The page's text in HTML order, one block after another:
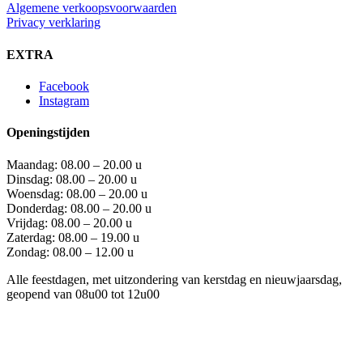
Algemene verkoopsvoorwaarden
Privacy verklaring
EXTRA
Facebook
Instagram
Openingstijden
Maandag: 08.00 – 20.00 u
Dinsdag: 08.00 – 20.00 u
Woensdag: 08.00 – 20.00 u
Donderdag: 08.00 – 20.00 u
Vrijdag: 08.00 – 20.00 u
Zaterdag: 08.00 – 19.00 u
Zondag: 08.00 – 12.00 u
Alle feestdagen, met uitzondering van kerstdag en nieuwjaarsdag,
geopend van 08u00 tot 12u00